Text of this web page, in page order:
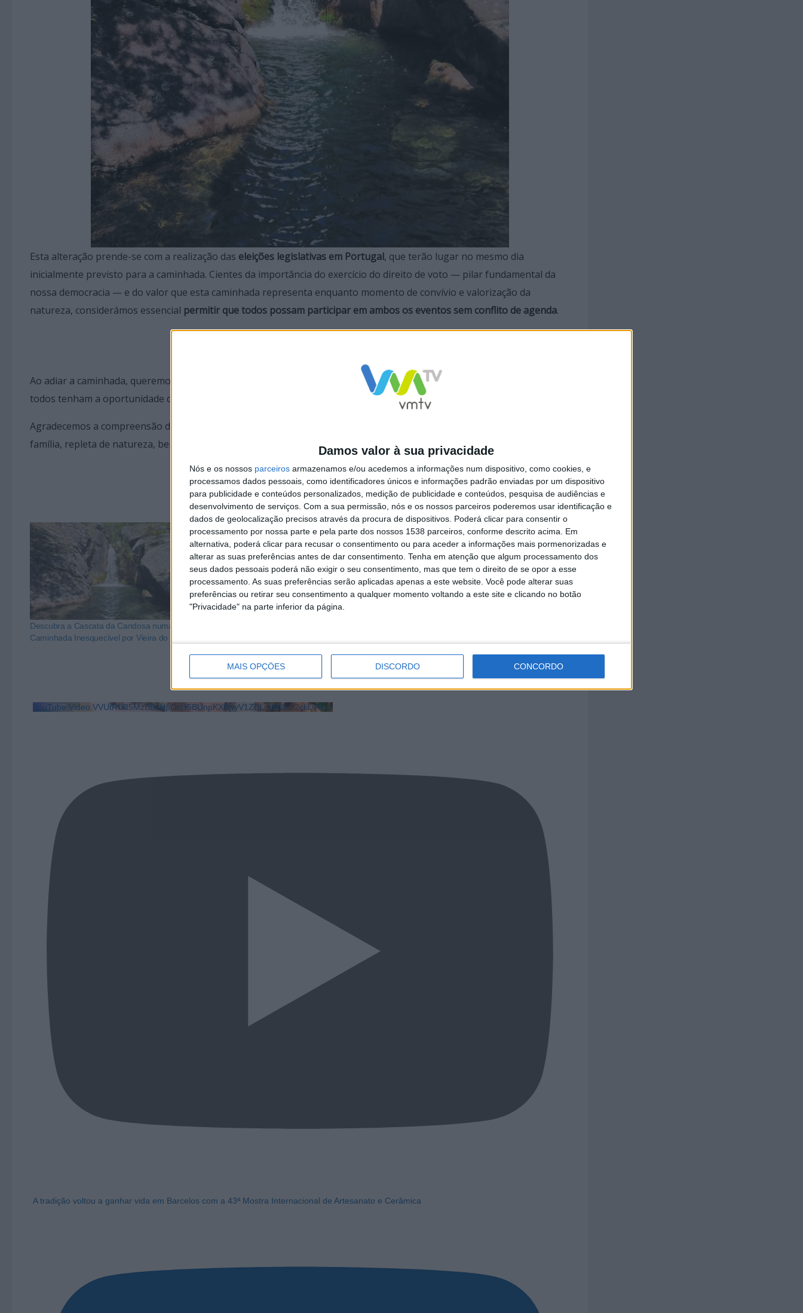
Damos valor à sua privacidade
Nós e os nossos parceiros armazenamos e/ou acedemos a informações num dispositivo, como cookies, e
processamos dados pessoais, como identificadores únicos e informações padrão enviadas por um dispositivo
para publicidade e conteúdos personalizados, medição de publicidade e conteúdos, pesquisa de audiências e
desenvolvimento de serviços. Com a sua permissão, nós e os nossos parceiros poderemos usar identificação e
dados de geolocalização precisos através da procura de dispositivos. Poderá clicar para consentir o
processamento por nossa parte e pela parte dos nossos 1538 parceiros, conforme descrito acima. Em
alternativa, poderá clicar para recusar o consentimento ou para aceder a informações mais pormenorizadas e
alterar as suas preferências antes de dar consentimento. Tenha em atenção que algum processamento dos
seus dados pessoais poderá não exigir o seu consentimento, mas que tem o direito de se opor a esse
processamento. As suas preferências serão aplicadas apenas a este website. Você pode alterar suas
preferências ou retirar seu consentimento a qualquer momento voltando a este site e clicando no botão
"Privacidade" na parte inferior da página.
MAIS OPÇÕES DISCORDO CONCORDO
Esta alteração prende-se com a realização das eleições legislativas em Portugal, que terão lugar no mesmo dia
inicialmente previsto para a caminhada. Cientes da importância do exercício do direito de voto — pilar fundamental da
nossa democracia — e do valor que esta caminhada representa enquanto momento de convívio e valorização da
natureza, considerámos essencial permitir que todos possam participar em ambos os eventos sem conflito de agenda.
Ao adiar a caminhada, queremos incentivar a participação cívica nas eleições , ao mesmo tempo que garantimos que
todos tenham a oportunidade de desfrutar, com tranquilidade e entusiasmo, da beleza natural da
Agradecemos a compreensão de todos e esperamos contar convosco no
família, repleta de natureza, bem-estar e partilha.
Descubra a Cascata da Candosa numa
Caminhada Inesquecível por Vieira do Minho
YouTube Video VVUtRU85MzBBcHpOcU5BUnpKX0wyV1ZBLmNCa2l2ckl3RkxJ
A tradição voltou a ganhar vida em Barcelos com a 43ª Mostra Internacional de Artesanato e Cerâmica